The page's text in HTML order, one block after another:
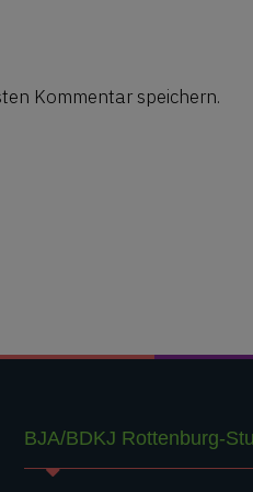
Kommentar speichern.
BJA/BDKJ Rottenburg-